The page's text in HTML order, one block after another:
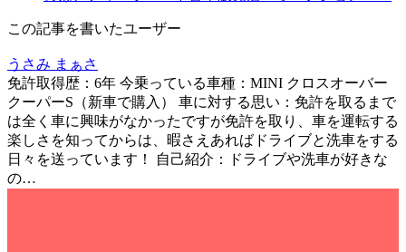
この記事を書いたユーザー
うさみ まぁさ
免許取得歴：6年 今乗っている車種：MINI クロスオーバー
クーパーS（新車で購入） 車に対する思い：免許を取るまで
は全く車に興味がなかったですが免許を取り、車を運転する
楽しさを知ってからは、暇さえあればドライブと洗車をする
日々を送っています！ 自己紹介：ドライブや洗車が好きな
の…